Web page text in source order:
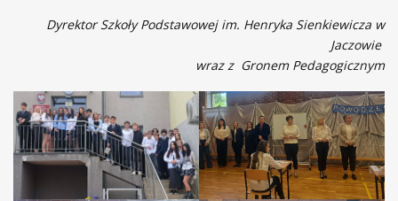
Dyrektor Szkoły Podstawowej im. Henryka Sienkiewicza w
Jaczowie
wraz z Gronem Pedagogicznym